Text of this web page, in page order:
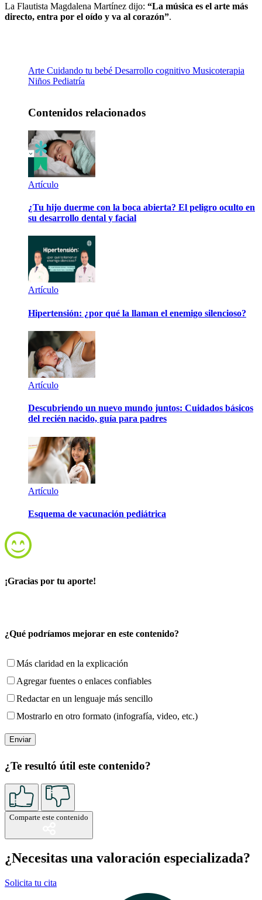
La Flautista Magdalena Martínez dijo: “La música es el arte más
directo, entra por el oído y va al corazón”.
Arte Cuidando tu bebé Desarrollo cognitivo Musicoterapia
Niños Pediatría
Contenidos relacionados
Artículo
¿Tu hijo duerme con la boca abierta? El peligro oculto en
su desarrollo dental y facial
Artículo
Hipertensión: ¿por qué la llaman el enemigo silencioso?
Artículo
Descubriendo un nuevo mundo juntos: Cuidados básicos
del recién nacido, guía para padres
Artículo
Esquema de vacunación pediátrica
¡Gracias por tu aporte!
¿Qué podríamos mejorar en este contenido?
Más claridad en la explicación
Agregar fuentes o enlaces confiables
Redactar en un lenguaje más sencillo
Mostrarlo en otro formato (infografía, video, etc.)
¿Te resultó útil este contenido?
Comparte este contenido
¿Necesitas una valoración especializada?
Solicita tu cita